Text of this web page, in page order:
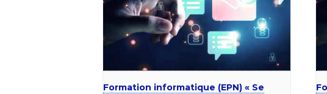
Formation informatique (EPN) « Se